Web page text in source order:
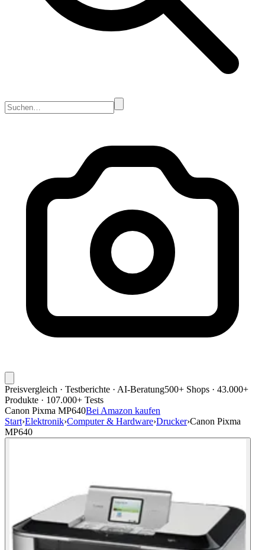
Preisvergleich · Testberichte · AI-Beratung500+ Shops · 43.000+
Produkte · 107.000+ Tests
Canon Pixma MP640Bei Amazon kaufen
Start›Elektronik›Computer & Hardware›Drucker›Canon Pixma
MP640